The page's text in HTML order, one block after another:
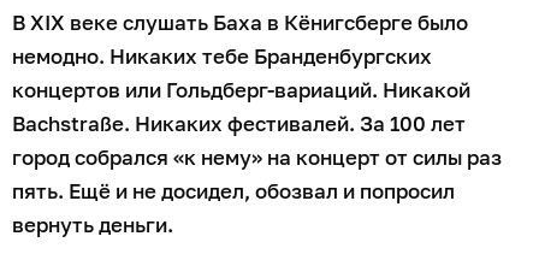
В XIX веке слушать Баха в Кёнигсберге было
немодно. Никаких тебе Бранденбургских
концертов или Гольдберг-вариаций. Никакой
Bachstraße. Никаких фестивалей. За 100 лет
город собрался «к нему» на концерт от силы раз
пять. Ещё и не досидел, обозвал и попросил
вернуть деньги.